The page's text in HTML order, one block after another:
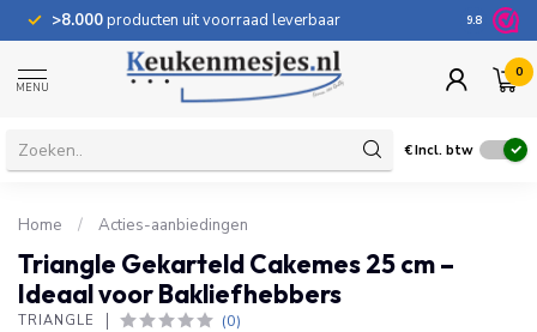
>8.000producten uit voorraad leverbaar 100
9.8
MENU
0
€Incl. btw
Home / Acties-aanbiedingen
Triangle Gekarteld Cakemes 25 cm –
Ideaal voor Bakliefhebbers
TRIANGLE (0)